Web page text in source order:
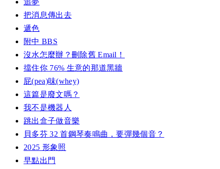
追夢
把消息傳出去
遞色
附中 BBS
沒水怎麼辦？刪除舊 Email！
擋住你 76% 生意的那道黑牆
屁(pea)味(whey)
這篇是廢文嗎？
我不是機器人
跳出盒子做音樂
貝多芬 32 首鋼琴奏鳴曲，要彈幾個音？
2025 形象照
早點出門